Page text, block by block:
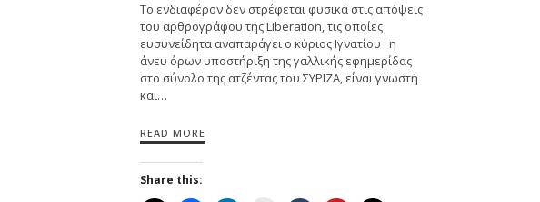
Το ενδιαφέρον δεν στρέφεται φυσικά στις απόψεις
του αρθρογράφου της Liberation, τις οποίες
ευσυνείδητα αναπαράγει ο κύριος Ιγνατίου : η
άνευ όρων υποστήριξη της γαλλικής εφημερίδας
στο σύνολο της ατζέντας του ΣΥΡΙΖΑ, είναι γνωστή
και…
READ MORE
Share this: